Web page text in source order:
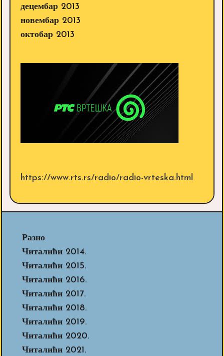
децембар 2013
новембар 2013
октобар 2013
https://www.rts.rs/radio/radio-vrteska.html
Разно
Читалићи 2014.
Читалићи 2015.
Читалићи 2016.
Читалићи 2017.
Читалићи 2018.
Читалићи 2019.
Читалићи 2020.
Читалићи 2021.